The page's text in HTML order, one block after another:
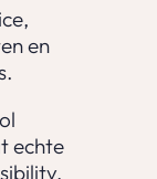
en
echte